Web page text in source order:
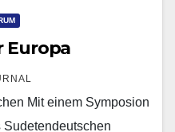
Europa
Mit einem Symposion
Sudetendeutschen